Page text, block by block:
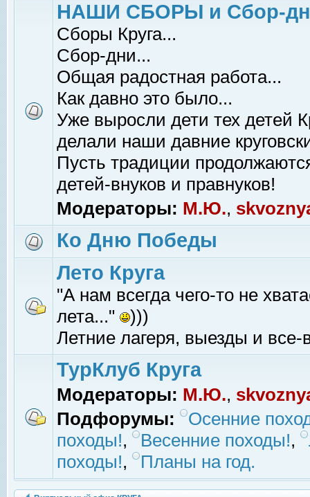
НАШИ СБОРЫ и Сбор-
Сборы Круга...
Сбор-дни...
Общая радостная работа...
Как давно это было...
Уже выросли дети тех детей
делали наши давние
Пусть традиции
детей-внуков и правнуков!
Модераторы: М.Ю.,
Ко Дню Победы
Лето Круга
"А нам всегда чего-то не
лета..."
)))
Летние лагеря, выезды и все-
ТурКлуб Круга
Модераторы: М.Ю.,
Подфорумы:
Осенние
походы!, Весенние походы!,
походы!, Планы на год.